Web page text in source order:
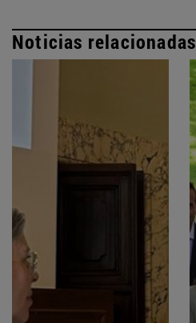
Noticias relacionadas